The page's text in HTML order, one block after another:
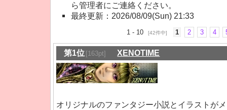
ら管理者にご連絡ください。
最終更新：2026/08/09(Sun) 21:33
1 - 10 [42件中] 1 2 3 4
第1位 [163pt] XENOTIME
オリジナルのファンタジー小説とイラストが